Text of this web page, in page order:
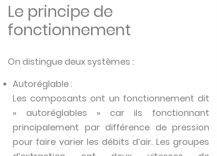
Le principe de
fonctionnement
On distingue deux systèmes :
Autoréglable :
Les composants ont un fonctionnement dit
« autoréglables » car ils fonctionnant
principalement par différence de pression
pour faire varier les débits d’air. Les groupes